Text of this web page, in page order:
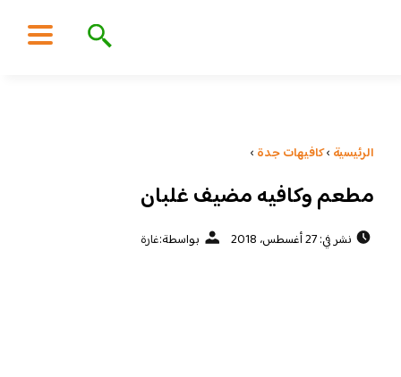
الرئيسية ›كافيهات جدة ›
مطعم وكافيه مضيف غلبان
نشر في: 27 أغسطس، 2018 بواسطة:غارة